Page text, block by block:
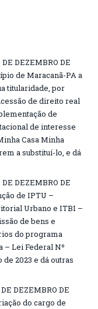
DEZEMBRO DE
de Maracanã-PA a
titularidade, por
de direito real
de
de interesse
Casa Minha
a substituí-lo, e dá
DEZEMBRO DE
de IPTU –
Urbano e ITBI –
de bens e
do programa
– Lei Federal Nº
de 2023 e dá outras
DEZEMBRO DE
do cargo de